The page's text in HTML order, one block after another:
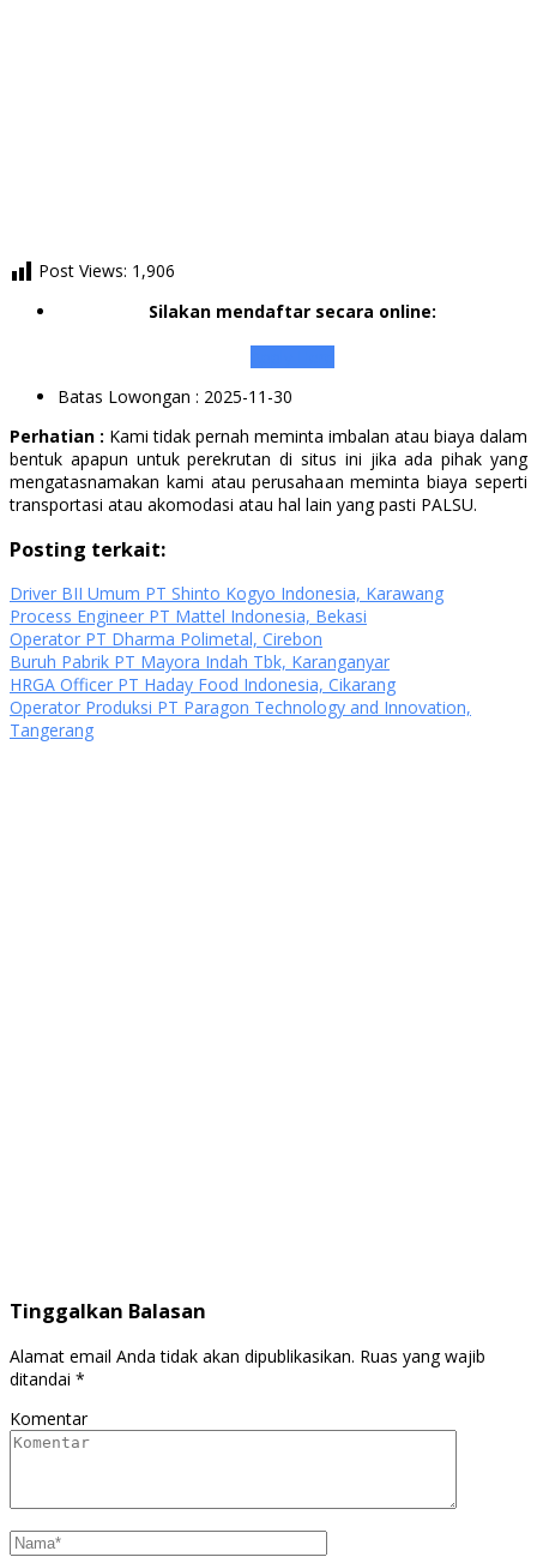
Post Views: 1,906
Silakan mendaftar secara online:
Batas Lowongan : 2025-11-30
Perhatian : Kami tidak pernah meminta imbalan atau biaya dalam
bentuk apapun untuk perekrutan di situs ini jika ada pihak yang
mengatasnamakan kami atau perusahaan meminta biaya seperti
transportasi atau akomodasi atau hal lain yang pasti PALSU.
Posting terkait:
Driver BII Umum PT Shinto Kogyo Indonesia, Karawang
Process Engineer PT Mattel Indonesia, Bekasi
Operator PT Dharma Polimetal, Cirebon
Buruh Pabrik PT Mayora Indah Tbk, Karanganyar
HRGA Officer PT Haday Food Indonesia, Cikarang
Operator Produksi PT Paragon Technology and Innovation,
Tangerang
Tinggalkan Balasan
Alamat email Anda tidak akan dipublikasikan. Ruas yang wajib
ditandai *
Komentar